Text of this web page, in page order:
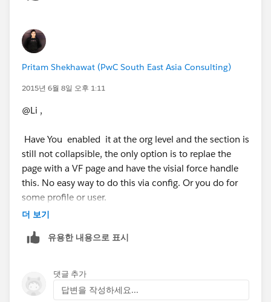
Pritam Shekhawat (PwC South East Asia Consulting)
2015년 6월 8일 오후 1:11
@Li ,
Have You enabled it at the org level and the section is
still not collapsible, the only option is to replae the
page with a VF page and have the visial force handle
this. No easy way to do this via config. Or you do for
some profile or user.
더 보기
유용한 내용으로 표시
댓글 추가
답변을 작성하세요...